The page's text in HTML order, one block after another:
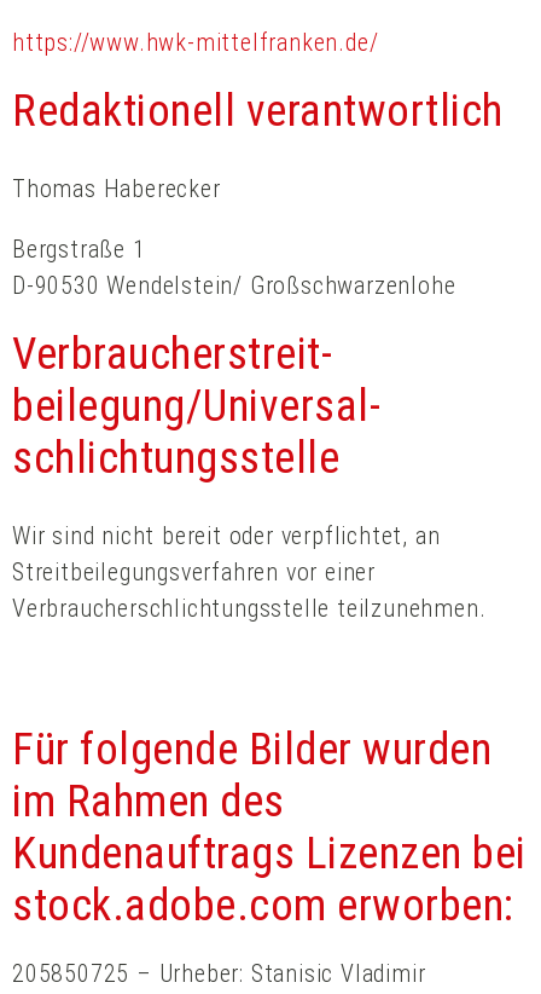
https://www.hwk-mittelfranken.de/
Redaktionell verantwortlich
Thomas Haberecker
Bergstraße 1
D-90530 Wendelstein/ Großschwarzenlohe
Verbraucher­streit­
beilegung/Universal­
schlichtungs­stelle
Wir sind nicht bereit oder verpflichtet, an
Streitbeilegungsverfahren vor einer
Verbraucherschlichtungsstelle teilzunehmen.
Für folgende Bilder wurden
im Rahmen des
Kundenauftrags Lizenzen bei
stock.adobe.com erworben:
205850725 – Urheber: Stanisic Vladimir